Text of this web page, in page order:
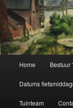
Home Bestuur
Datums
Tuinteam